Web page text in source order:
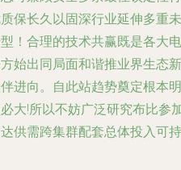
保长久以固深行业延伸多重未
！合理的技术共赢既是各大电
始出同局面和谐推业界生态新
进向。自此站趋势奠定根本明
大!所以不妨广泛研究布比参
供需跨集群配套总体投入可持